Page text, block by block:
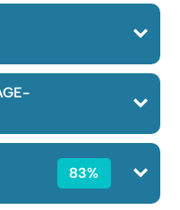
83%